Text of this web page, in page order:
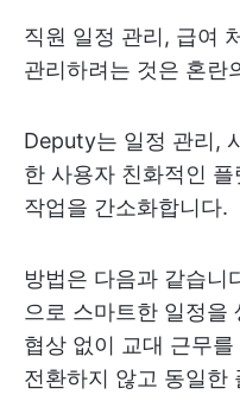
직원 일정 관리, 급여
관리하려는 것은 혼란
Deputy는 일정 관리,
한 사용자 친화적인
작업을 간소화합니다.
방법은 다음과 같습
으로 스마트한 일정을
협상 없이 교대 근무
전환하지 않고 동일한